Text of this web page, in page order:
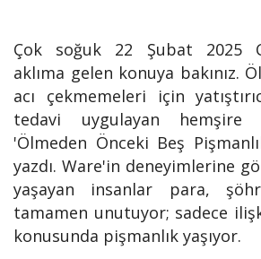
Çok soğuk 22 Şubat 2025
aklıma gelen konuya bakınız.
acı çekmemeleri için
tedavi uygulayan hemşire
'Ölmeden Önceki Beş
yazdı. Ware'in deneyimlerine
yaşayan insanlar para,
tamamen unutuyor; sadece
konusunda pişmanlık yaşıyor.